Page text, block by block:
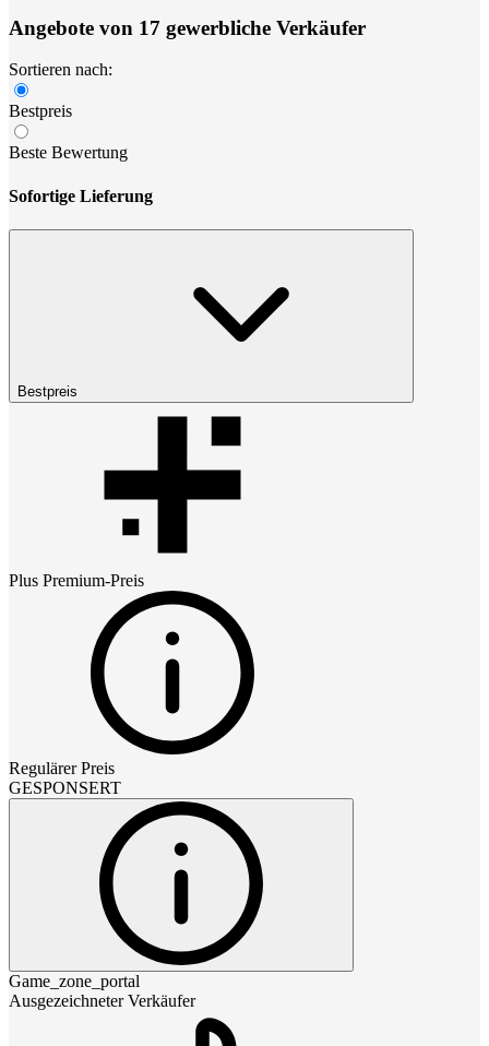
Angebote von 17 gewerbliche Verkäufer
Sortieren nach:
Bestpreis
Beste Bewertung
Sofortige Lieferung
Bestpreis
Plus Premium-Preis
Regulärer Preis
GESPONSERT
Game_zone_portal
Ausgezeichneter Verkäufer